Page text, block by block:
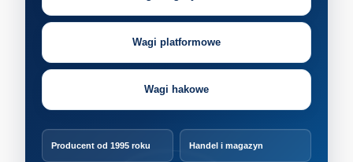
Wagi platformowe
Wagi hakowe
Producent od 1995 roku Handel i magazyn